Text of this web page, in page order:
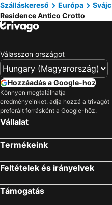
Szálláskereső
Európa Svájc
Residence Antico Crotto
Válasszon országot
Hozzáadás a Google-hoz
Könnyen megtalálhatja
eredményeinket: adja hozzá a trivagót
preferált forrásként a Google-höz.
Vállalat
Termékeink
Feltételek és irányelvek
Támogatás